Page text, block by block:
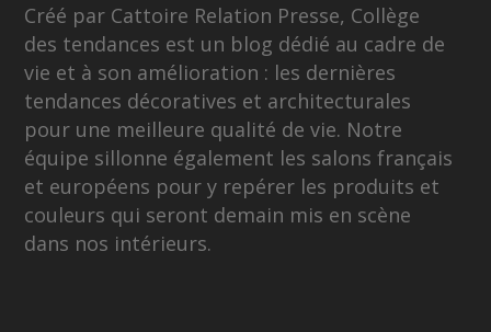
Créé par Cattoire Relation Presse, Collège
des tendances est un blog dédié au cadre de
vie et à son amélioration : les dernières
tendances décoratives et architecturales
pour une meilleure qualité de vie. Notre
équipe sillonne également les salons français
et européens pour y repérer les produits et
couleurs qui seront demain mis en scène
dans nos intérieurs.